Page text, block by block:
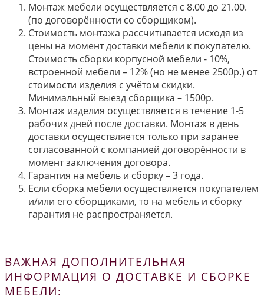
Монтаж мебели осуществляется с 8.00 до 21.00.
(по договорённости со сборщиком).
Стоимость монтажа рассчитывается исходя из
цены на момент доставки мебели к покупателю.
Стоимость сборки корпусной мебели - 10%,
встроенной мебели – 12% (но не менее 2500р.) от
стоимости изделия с учётом скидки.
Минимальный выезд сборщика – 1500р.
Монтаж изделия осуществляется в течение 1-5
рабочих дней после доставки. Монтаж в день
доставки осуществляется только при заранее
согласованной с компанией договорённости в
момент заключения договора.
Гарантия на мебель и сборку – 3 года.
Если сборка мебели осуществляется покупателем
и/или его сборщиками, то на мебель и сборку
гарантия не распространяется.
ВАЖНАЯ ДОПОЛНИТЕЛЬНАЯ
ИНФОРМАЦИЯ О ДОСТАВКЕ И СБОРКЕ
МЕБЕЛИ: